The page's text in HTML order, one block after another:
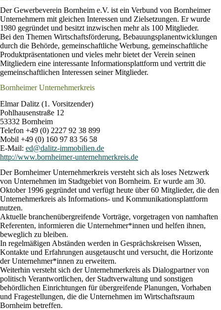
Der Gewerbeverein Bornheim e.V. ist ein Verbund von Bornheimer
Unternehmern mit gleichen Interessen und Zielsetzungen. Er wurde
1980 gegründet und besitzt inzwischen mehr als 100 Mitglieder.
Bei den Themen Wirtschaftsförderung, Bebauungsplanentwicklungen
durch die Behörde, gemeinschaftliche Werbung, gemeinschaftliche
Produktpräsentationen und vieles mehr bietet der Verein seinen
Mitgliedern eine interessante Informationsplattform und vertritt die
gemeinschaftlichen Interessen seiner Mitglieder.
Bornheimer Unternehmerkreis
Elmar Dalitz (1. Vorsitzender)
Pohlhausenstraße 12
53332 Bornheim
Telefon +49 (0) 2227 92 38 899
Mobil +49 (0) 160 97 83 56 58
E-Mail: ed@dalitz-immobilien.de
http://www.bornheimer-unternehmerkreis.de
Der Bornheimer Unternehmerkreis versteht sich als loses Netzwerk
von Unternehmen im Stadtgebiet von Bornheim. Er wurde am 30.
Oktober 1996 gegründet und verfügt heute über 60 Mitglieder, die den
Unternehmerkreis als Informations- und Kommunikationsplattform
nutzen.
Aktuelle branchenübergreifende Vorträge, vorgetragen von namhaften
Referenten, informieren die Unternehmer*innen und helfen ihnen,
beweglich zu bleiben.
In regelmäßigen Abständen werden in Gesprächskreisen Wissen,
Kontakte und Erfahrungen ausgetauscht und versucht, die Horizonte
der Unternehmer*innen zu erweitern.
Weiterhin versteht sich der Unternehmerkreis als Dialogpartner von
politisch Verantwortlichen, der Stadtverwaltung und sonstigen
behördlichen Einrichtungen für übergreifende Planungen, Vorhaben
und Fragestellungen, die die Unternehmen im Wirtschaftsraum
Bornheim betreffen.